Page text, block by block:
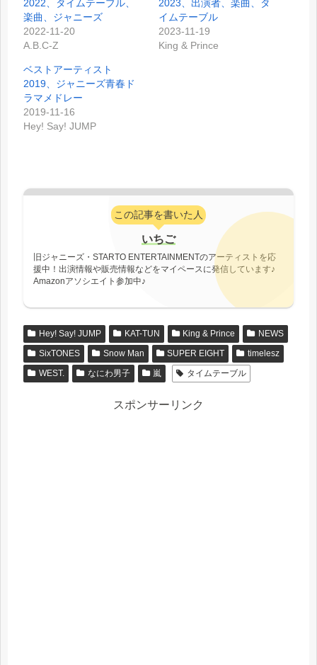
2022、タイムテーブル、
楽曲、ジャニーズ
2022-11-20
A.B.C-Z
2023、出演者、楽曲、タ
イムテーブル
2023-11-19
King & Prince
ベストアーティスト
2019、ジャニーズ青春ド
ラマメドレー
2019-11-16
Hey! Say! JUMP
この記事を書いた人
いちご
旧ジャニーズ・STARTO ENTERTAINMENTのアーティストを応
援中！出演情報や販売情報などをマイペースに発信しています♪
Amazonアソシエイト参加中♪
Hey! Say! JUMP KAT-TUN King & Prince
NEWS
SixTONES
Snow Man SUPER EIGHT
timelesz
WEST.
なにわ男子 嵐 タイムテーブル
スポンサーリンク